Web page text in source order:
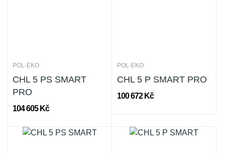
POL-EKO
CHL 5 PS SMART
PRO
104 605 Kč
POL-EKO
CHL 5 P SMART PRO
100 672 Kč